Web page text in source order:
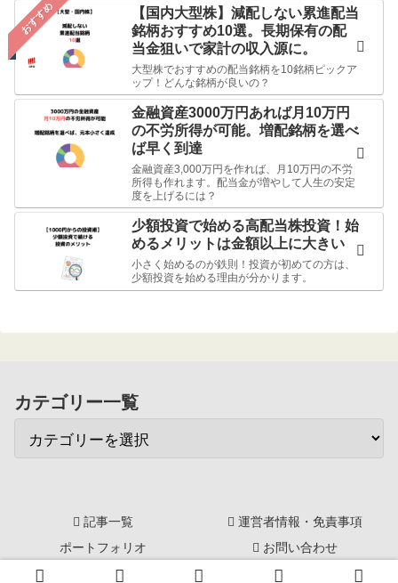
おすすめ
【国内大型株】減配しない累進配当
銘柄おすすめ10選。長期保有の配
当金狙いで家計の収入源に。
大型株でおすすめの配当銘柄を10銘柄ピックア
ップ！どんな銘柄が良いの？
金融資産3000万円あれば月10万円
の不労所得が可能。増配銘柄を選べ
ば早く到達
金融資産3,000万円を作れば、月10万円の不労
所得も作れます。配当金が増やして人生の安定
度を上げるには？
少額投資で始める高配当株投資！始
めるメリットは金額以上に大きい
小さく始めるのが鉄則！投資が初めての方は、
少額投資を始める理由が分かります。
カテゴリー一覧
記事一覧
運営者情報・免責事項
ポートフォリオ
お問い合わせ
© 2014-2026 ジンカブ～配当金再投資～おさいふプラス.